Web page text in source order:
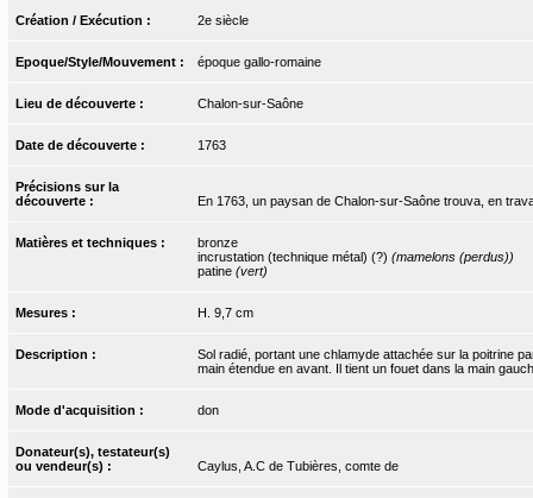
Création / Exécution : 2e siècle
Epoque/Style/Mouvement : époque gallo-romaine
Lieu de découverte : Chalon-sur-Saône
Date de découverte : 1763
Précisions sur la
découverte :
En 1763, un paysan de Chalon-sur-Saône trouva, en
Matières et techniques :
bronze
incrustation (technique métal) (?) (mamelons (perdus))
patine (vert)
Mesures : H. 9,7 cm
Description :
Sol radié, portant une chlamyde attachée sur la poitrine
main étendue en avant. Il tient un fouet dans la main
Mode d'acquisition : don
Donateur(s), testateur(s)
ou vendeur(s) :
Caylus, A.C de Tubières, comte de